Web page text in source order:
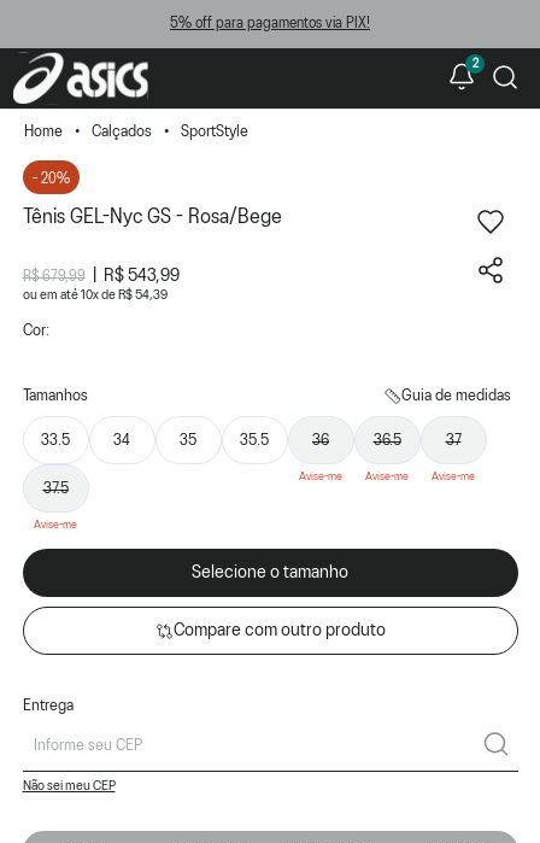
5% off para pagamentos via PIX!
2
Calçados SportStyle
- 20%
Tênis GEL-Nyc GS - Rosa/Bege
R$ 679,99 R$ 543,99
ou 10xde R$ 54,39
Cor:
Tamanhos Guia de medidas
33.5 34 35 35.5 36 36.5 37
37.5
Selecione o tamanho
Compare com outro produto
Entrega
Não sei meu CEP